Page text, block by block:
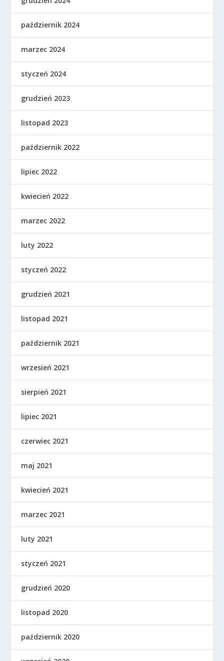
październik 2024
marzec 2024
styczeń 2024
grudzień 2023
listopad 2023
październik 2022
lipiec 2022
kwiecień 2022
marzec 2022
luty 2022
styczeń 2022
grudzień 2021
listopad 2021
październik 2021
wrzesień 2021
sierpień 2021
lipiec 2021
czerwiec 2021
maj 2021
kwiecień 2021
marzec 2021
luty 2021
styczeń 2021
grudzień 2020
listopad 2020
październik 2020